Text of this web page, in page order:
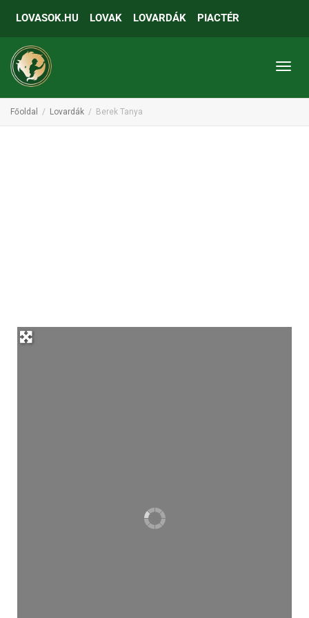
LOVASOK.HU LOVAK LOVARDÁK PIACTÉR
Főoldal Lovardák Berek Tanya